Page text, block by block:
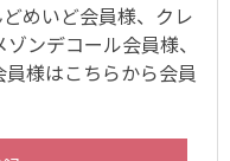
めいど会員様、クレ
ンデコール会員様、
様はこちらから会員